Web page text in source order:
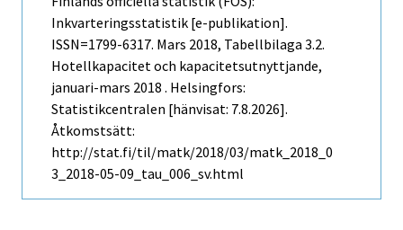
Inkvarteringsstatistik [e-publikation].
ISSN=1799-6317. Mars 2018, Tabellbilaga 3.2.
Hotellkapacitet och kapacitetsutnyttjande,
januari-mars 2018 . Helsingfors:
Statistikcentralen [hänvisat: 7.8.2026].
Åtkomstsätt:
http://stat.fi/til/matk/2018/03/matk_2018_0
3_2018-05-09_tau_006_sv.html